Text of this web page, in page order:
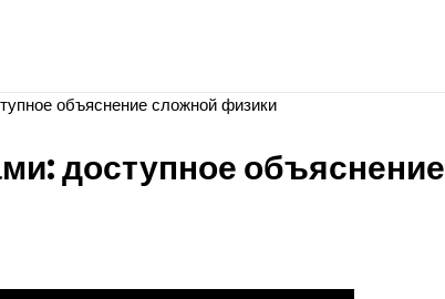
объяснение сложной физики
доступное объяснение